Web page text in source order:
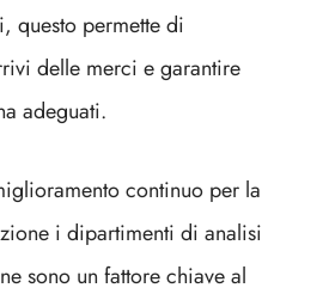
questo permette di
delle merci e garantire
adeguati.
continuo per la
i dipartimenti di analisi
sono un fattore chiave al